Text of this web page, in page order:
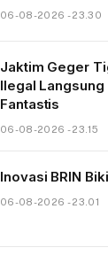
06-08-2026 - 23.30
Jaktim Geger
Ilegal Langsung
Fantastis
06-08-2026 - 23.15
Inovasi BRIN
06-08-2026 - 23.01